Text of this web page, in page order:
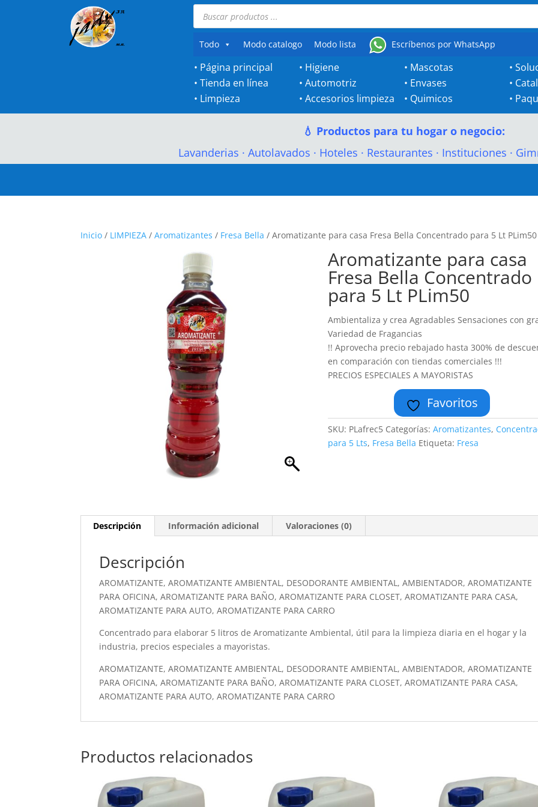
Búsqueda
productos
Todo
Modo catalogo Modo lista Escríbenos por WhatsApp
• Página principal
•Tienda en línea
• Limpieza
• Higiene
•Automotriz
•Accesorios limpieza
• Mascotas
• Envases
• Quimicos
•
•
•
💧 Productos para tu hogar o negocio:
Lavanderias · Autolavados · Hoteles · Restaurantes · Instituciones ·
Inicio / LIMPIEZA /Aromatizantes / Fresa Bella / Aromatizante para casa Fresa Bella Concentrado para 5 Lt PLim50
Aromatizante para casa
Fresa Bella Concentrado
para 5 Lt PLim50
Ambientaliza y crea Agradables Sensaciones con
Variedad de Fragancias
!! Aprovecha precio rebajado hasta 300% de
en comparación con tiendas comerciales !!!
PRECIOS ESPECIALES A MAYORISTAS
Favoritos
SKU: PLafrec5 Categorías:Aromatizantes,
para 5 Lts, Fresa Bella Etiqueta: Fresa
Descripción Información adicional Valoraciones (0)
Descripción
AROMATIZANTE, AROMATIZANTE AMBIENTAL, DESODORANTE AMBIENTAL, AMBIENTADOR, AROMATIZANTE
PARA OFICINA, AROMATIZANTE PARA BAÑO, AROMATIZANTE PARA CLOSET, AROMATIZANTE PARA CASA,
AROMATIZANTE PARA AUTO, AROMATIZANTE PARA CARRO
Concentrado para elaborar 5 litros de Aromatizante Ambiental, útil para la limpieza diaria en el hogar y la
industria, precios especiales a mayoristas.
AROMATIZANTE, AROMATIZANTE AMBIENTAL, DESODORANTE AMBIENTAL, AMBIENTADOR, AROMATIZANTE
PARA OFICINA, AROMATIZANTE PARA BAÑO, AROMATIZANTE PARA CLOSET, AROMATIZANTE PARA CASA,
AROMATIZANTE PARA AUTO, AROMATIZANTE PARA CARRO
Productos relacionados